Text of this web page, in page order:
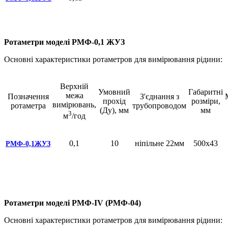
Ротаметри моделі РМФ-0,1 ЖУЗ
Основні характеристики ротаметров для вимірювання рідини:
Позначення
ротаметра
Верхній
межа
вимірювань,
м3/год
Умовний
прохід
(Ду), мм
З'єднання з
трубопроводом
Габаритні
розміри,
мм
РМФ-0,1ЖУЗ 0,1 10 ніпільне 22мм 500х43
Ротаметри моделі РМФ-IV (РМФ-04)
Основні характеристики ротаметров для вимірювання рідини: